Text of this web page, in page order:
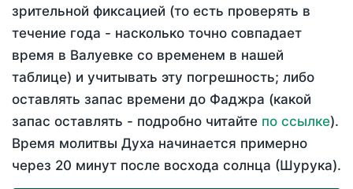
зрительной фиксацией (то есть проверять в
течение года - насколько точно совпадает
время в Валуевке со временем в нашей
таблице) и учитывать эту погрешность; либо
оставлять запас времени до Фаджра (какой
запас оставлять - подробно читайте по ссылке).
Время молитвы Духа начинается примерно
через 20 минут после восхода солнца (Шурука).